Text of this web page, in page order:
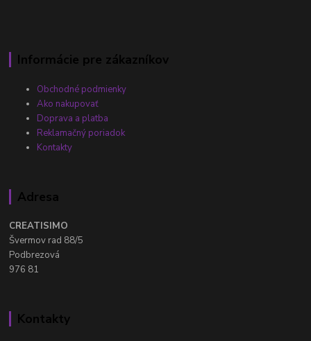
Informácie pre zákazníkov
Obchodné podmienky
Ako nakupovať
Doprava a platba
Reklamačný poriadok
Kontakty
Adresa
CREATISIMO
Švermov rad 88/5
Podbrezová
976 81
Kontakty